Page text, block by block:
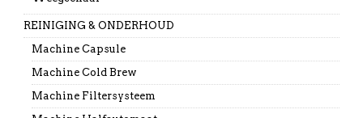
REINIGING & ONDERHOUD
Machine Capsule
Machine Cold Brew
Machine Filtersysteem